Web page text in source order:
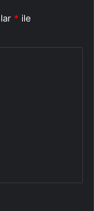
* ile